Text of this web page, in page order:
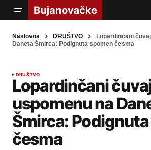
Naslovna DRUŠTVO
Lopardinčani
Daneta Šmirca: Podignuta spomen česma
DRUŠTVO
Lopardinčani
uspomenu na
Šmirca:
česma